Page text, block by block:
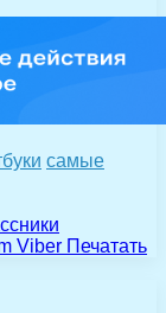
самые
Viber Печатать